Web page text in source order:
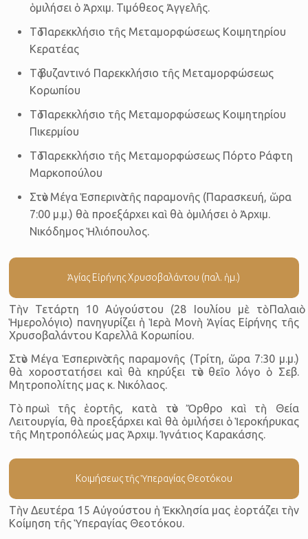
ὁμιλήσει ὁ Ἀρχιμ. Τιμόθεος Ἀγγελῆς.
Τὸ Παρεκκλήσιο τῆς Μεταμορφώσεως Κοιμητηρίου
Κερατέας
Τὸ βυζαντινό Παρεκκλήσιο τῆς Μεταμορφώσεως
Κορωπίου
Τὸ Παρεκκλήσιο τῆς Μεταμορφώσεως Κοιμητηρίου
Πικερμίου
Τὸ Παρεκκλήσιο τῆς Μεταμορφώσεως Πόρτο Ράφτη
Μαρκοπούλου
Στὸν Μέγα Ἑσπερινὸ τῆς παραμονῆς (Παρασκευή, ὥρα
7:00 μ.μ.) θὰ προεξάρχει καὶ θὰ ὁμιλήσει ὁ Ἀρχιμ.
Νικόδημος Ἡλιόπουλος.
Ἁγίας Εἰρήνης Χρυσοβαλάντου (παλ. ἡμ.)
Τὴν Τετάρτη 10 Αὐγούστου (28 Ιουλίου μὲ τὸ Παλαιὸ
Ἡμερολόγιο) πανηγυρίζει ἡ Ἱερὰ Μονὴ Ἁγίας Εἰρήνης τῆς
Χρυσοβαλάντου Καρελλᾶ Κορωπίου.
Στὸν Μέγα Ἑσπερινὸ τῆς παραμονῆς (Τρίτη, ὥρα 7:30 μ.μ.)
θὰ χοροστατήσει καὶ θὰ κηρύξει τὸν θεῖο λόγο ὁ Σεβ.
Μητροπολίτης μας κ. Νικόλαος.
Τὸ πρωὶ τῆς ἑορτῆς, κατὰ τὸν Ὄρθρο καὶ τὴ Θεία
Λειτουργία, θὰ προεξάρχει καὶ θὰ ὁμιλήσει ὁ Ἱεροκήρυκας
τῆς Μητροπόλεώς μας Ἀρχιμ. Ἰγνάτιος Καρακάσης.
Κοιμήσεως τῆς Ὑπεραγίας Θεοτόκου
Τὴν Δευτέρα 15 Αὐγούστου ἡ Ἐκκλησία μας ἑορτάζει τὴν
Κοίμηση τῆς Ὑπεραγίας Θεοτόκου.